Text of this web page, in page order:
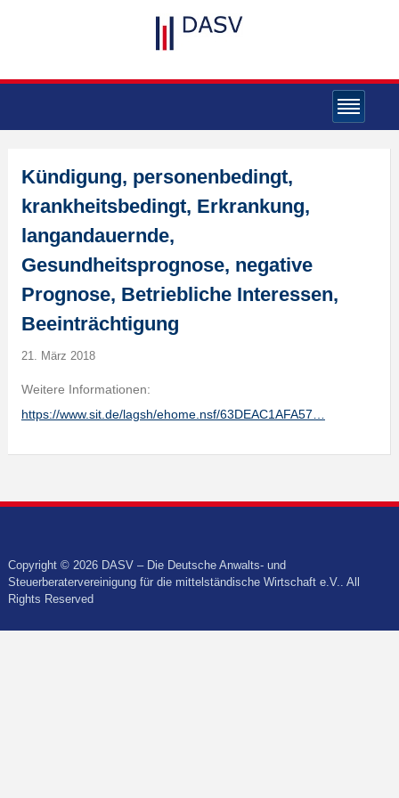
Kündigung, personenbedingt,
krankheitsbedingt, Erkrankung,
langandauernde,
Gesundheitsprognose, negative
Prognose, Betriebliche Interessen,
Beeinträchtigung
21. März 2018
Weitere Informationen:
https://www.sit.de/lagsh/ehome.nsf/63DEAC1AFA57…
Copyright © 2026 DASV – Die Deutsche Anwalts- und
Steuerberatervereinigung für die mittelständische Wirtschaft e.V.. All
Rights Reserved